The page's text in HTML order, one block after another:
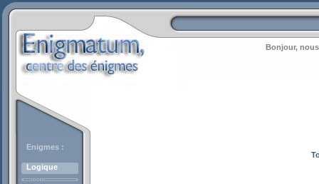
Bonjour, nous
Enigmes :
Logique